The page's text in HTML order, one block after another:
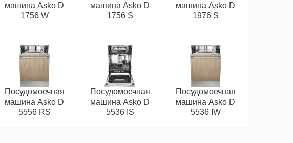
машина Asko D
1756 W
машина Asko D
1756 S
машина Asko D
1976 S
Посудомоечная
машина Asko D
5556 RS
Посудомоечная
машина Asko D
5536 IS
Посудомоечная
машина Asko D
5536 IW